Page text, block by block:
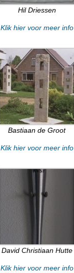
Hil Driessen
Klik hier voor meer info
Bastiaan de Groot
Klik hier voor meer info
David Christiaan Hutte
Klik hier voor meer info